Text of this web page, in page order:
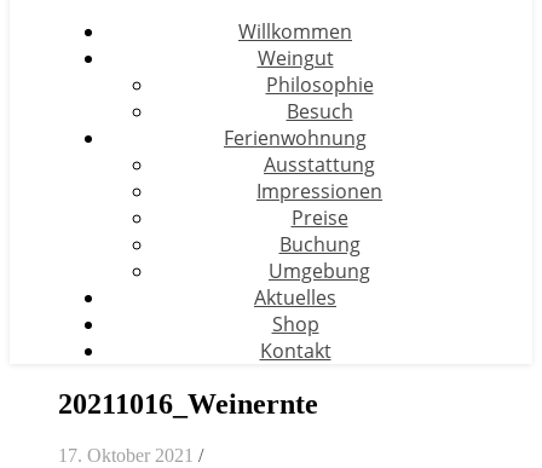
Willkommen
Weingut
Philosophie
Besuch
Ferienwohnung
Ausstattung
Impressionen
Preise
Buchung
Umgebung
Aktuelles
Shop
Kontakt
20211016_Weinernte
17. Oktober 2021 /